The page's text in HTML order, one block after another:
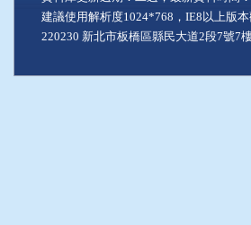
建議使用解析度1024*768，IE8以上版
220230 新北市板橋區縣民大道2段7號7